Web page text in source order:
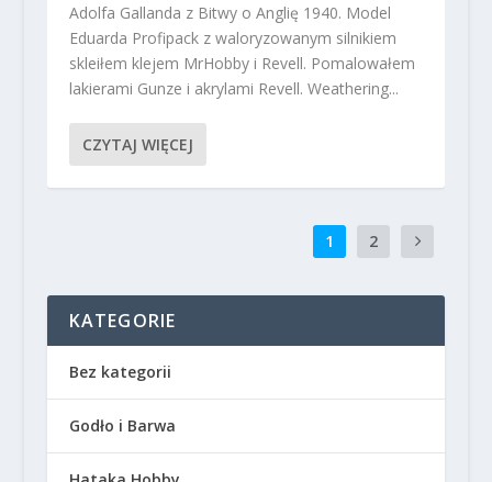
Adolfa Gallanda z Bitwy o Anglię 1940. Model
Eduarda Profipack z waloryzowanym silnikiem
skleiłem klejem MrHobby i Revell. Pomalowałem
lakierami Gunze i akrylami Revell. Weathering...
CZYTAJ WIĘCEJ
1 2
KATEGORIE
Bez kategorii
Godło i Barwa